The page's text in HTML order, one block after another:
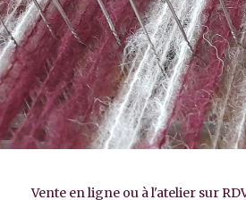
Vente en ligne ou à l'atelier sur